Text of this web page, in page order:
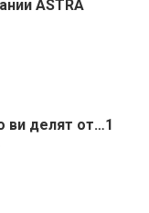
ASTRA
ви делят от…1